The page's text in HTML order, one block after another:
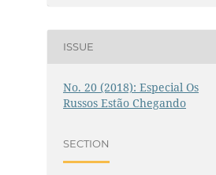
ISSUE
No. 20 (2018): Especial Os
Russos Estão Chegando
SECTION